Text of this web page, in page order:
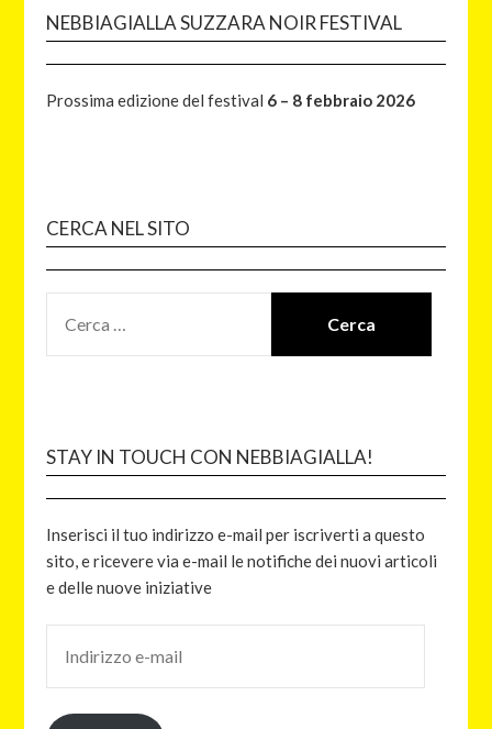
NEBBIAGIALLA SUZZARA NOIR FESTIVAL
Prossima edizione del festival 6 – 8 febbraio 2026
CERCA NEL SITO
STAY IN TOUCH CON NEBBIAGIALLA!
Inserisci il tuo indirizzo e-mail per iscriverti a questo
sito, e ricevere via e-mail le notifiche dei nuovi articoli
e delle nuove iniziative